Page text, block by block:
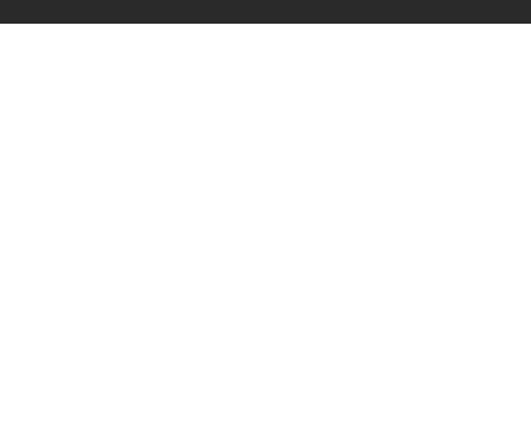
このコンテンツは掲載が終了しました | LINE占い